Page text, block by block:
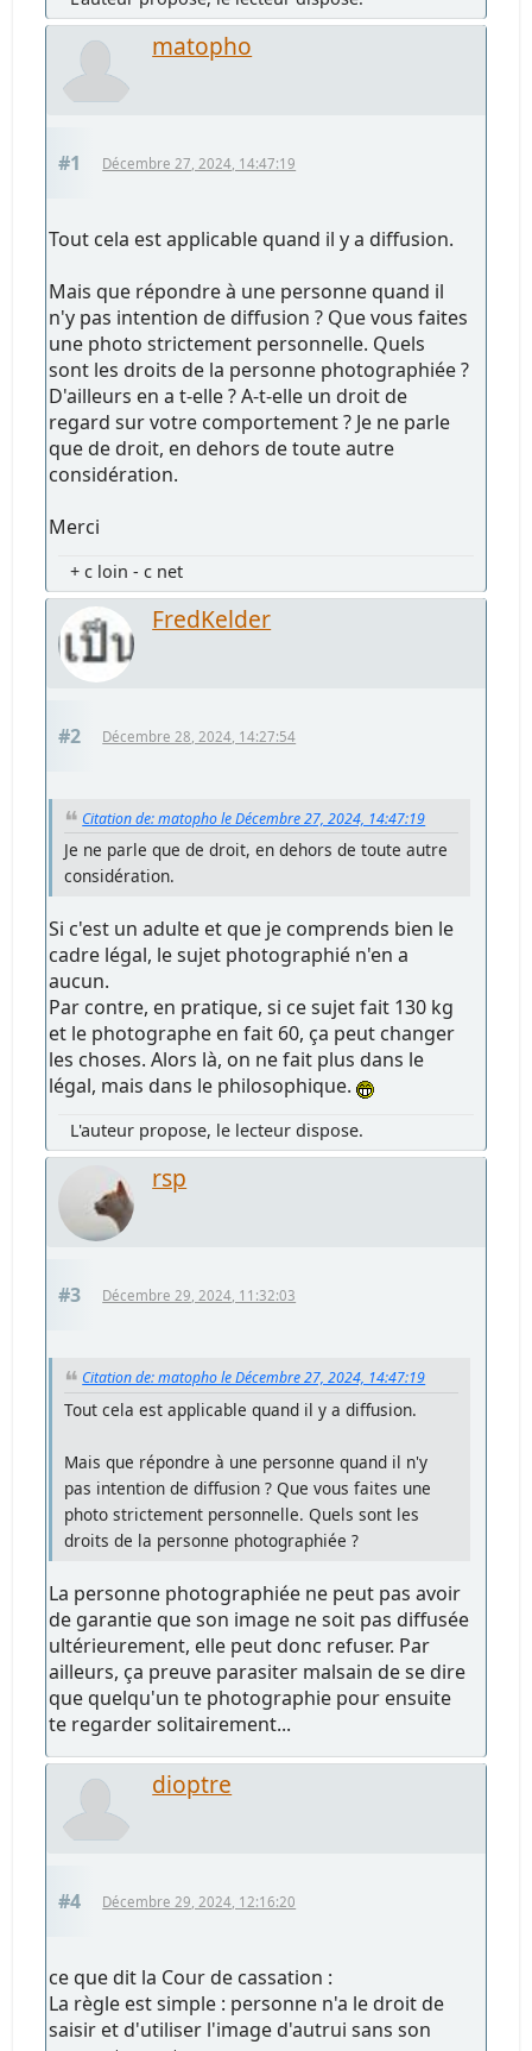
matopho
#1 Décembre 27, 2024, 14:47:19
Tout cela est applicable quand il y a diffusion.
Mais que répondre à une personne quand il
n'y pas intention de diffusion ? Que vous faites
une photo strictement personnelle. Quels
sont les droits de la personne photographiée ?
D'ailleurs en a t-elle ? A-t-elle un droit de
regard sur votre comportement ? Je ne parle
que de droit, en dehors de toute autre
considération.
Merci
+ c loin - c net
FredKelder
#2 Décembre 28, 2024, 14:27:54
Citation de: matopho le Décembre 27, 2024, 14:47:19
Je ne parle que de droit, en dehors de toute autre
considération.
Si c'est un adulte et que je comprends bien le
cadre légal, le sujet photographié n'en a
aucun.
Par contre, en pratique, si ce sujet fait 130 kg
et le photographe en fait 60, ça peut changer
les choses. Alors là, on ne fait plus dans le
légal, mais dans le philosophique.
L'auteur propose, le lecteur dispose.
rsp
#3 Décembre 29, 2024, 11:32:03
Citation de: matopho le Décembre 27, 2024, 14:47:19
Tout cela est applicable quand il y a diffusion.
Mais que répondre à une personne quand il n'y
pas intention de diffusion ? Que vous faites une
photo strictement personnelle. Quels sont les
droits de la personne photographiée ?
La personne photographiée ne peut pas avoir
de garantie que son image ne soit pas diffusée
ultérieurement, elle peut donc refuser. Par
ailleurs, ça preuve parasiter malsain de se dire
que quelqu'un te photographie pour ensuite
te regarder solitairement...
dioptre
#4 Décembre 29, 2024, 12:16:20
ce que dit la Cour de cassation :
La règle est simple : personne n'a le droit de
saisir et d'utiliser l'image d'autrui sans son